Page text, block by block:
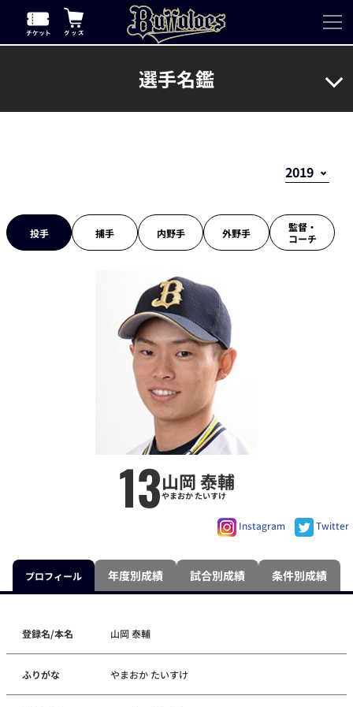
選手名鑑
投手 捕手 内野手 外野手
監督・
コーチ
13山岡 泰輔
やまおか たいすけ
Instagram Twitter
プロフィール 年度別成績 試合別成績 条件別成績
登録名/本名 山岡 泰輔
ふりがな やまおか たいすけ